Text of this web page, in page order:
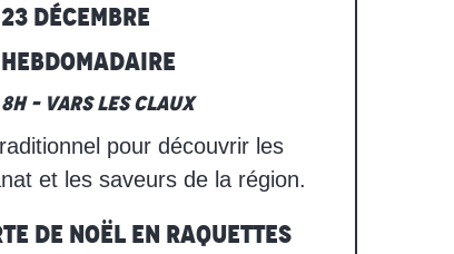
DÉCEMBRE
– Vars les Claux
pour découvrir les
et les saveurs de la région.
de Noël en raquettes